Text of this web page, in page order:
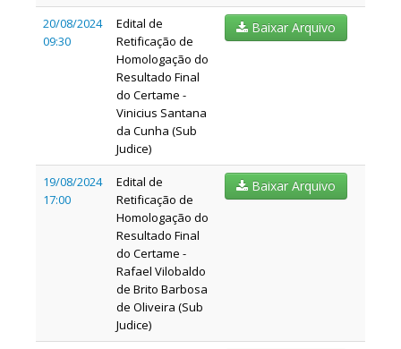
20/08/2024
09:30
Edital de
Retificação de
Homologação do
Resultado Final
do Certame -
Vinicius Santana
da Cunha (Sub
Judice)
Baixar Arquivo
19/08/2024
17:00
Edital de
Retificação de
Homologação do
Resultado Final
do Certame -
Rafael Vilobaldo
de Brito Barbosa
de Oliveira (Sub
Judice)
Baixar Arquivo